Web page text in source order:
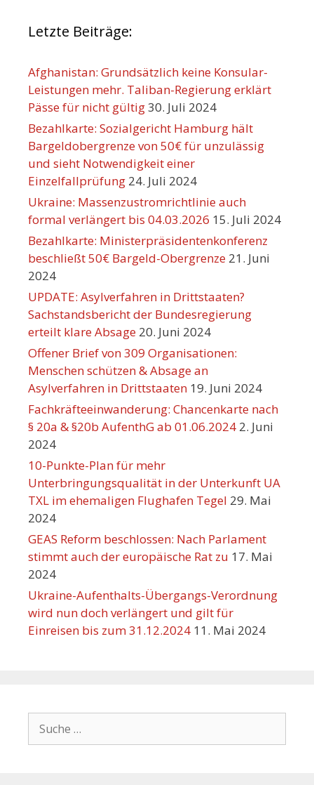
Letzte Beiträge:
Afghanistan: Grundsätzlich keine Konsular-
Leistungen mehr. Taliban-Regierung erklärt
Pässe für nicht gültig30. Juli 2024
Bezahlkarte: Sozialgericht Hamburg hält
Bargeldobergrenze von 50€ für unzulässig
und sieht Notwendigkeit einer
Einzelfallprüfung 24. Juli 2024
Ukraine: Massenzustromrichtlinie auch
formal verlängert bis 04.03.2026 15. Juli 2024
Bezahlkarte: Ministerpräsidentenkonferenz
beschließt 50€ Bargeld-Obergrenze 21. Juni
2024
UPDATE: Asylverfahren in Drittstaaten?
Sachstandsbericht der Bundesregierung
erteilt klare Absage 20. Juni 2024
Offener Brief von 309 Organisationen:
Menschen schützen & Absage an
Asylverfahren in Drittstaaten 19. Juni 2024
Fachkräfteeinwanderung: Chancenkarte nach
§ 20a & §20b AufenthG ab 01.06.2024 2. Juni
2024
10-Punkte-Plan für mehr
Unterbringungsqualität in der Unterkunft UA
TXL im ehemaligen Flughafen Tegel 29. Mai
2024
GEAS Reform beschlossen: Nach Parlament
stimmt auch der europäische Rat zu 17. Mai
2024
Ukraine-Aufenthalts-Übergangs-Verordnung
wird nun doch verlängert und gilt für
Einreisen bis zum 31.12.2024 11. Mai 2024